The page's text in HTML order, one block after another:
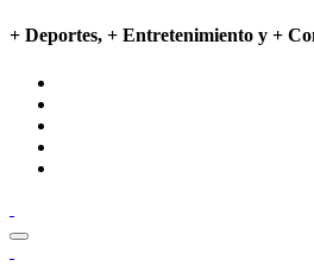
+ Deportes, + Entretenimiento y +